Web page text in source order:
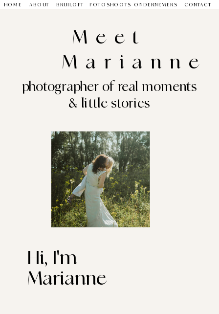
ONDERNEMERS CONTACT
FOTOSHOOTS
BRUILOFT
ABOUT
HOME
Hi, I'm
Marianne
photographer of real moments
& little stories
Meet
Marianne